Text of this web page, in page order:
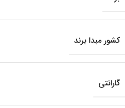
کشور مبدا برند
گارانتی